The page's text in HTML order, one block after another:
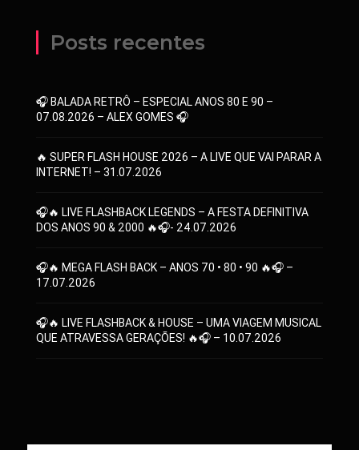
Posts recentes
🎧 BALADA RETRÔ – ESPECIAL ANOS 80 E 90 –
07.08.2026 – ALEX GOMES 🎧
🔥 SUPER FLASH HOUSE 2026 – A LIVE QUE VAI PARAR A
INTERNET! – 31.07.2026
🎧🔥 LIVE FLASHBACK LEGENDS – A FESTA DEFINITIVA
DOS ANOS 90 & 2000 🔥🎧- 24.07.2026
🎧🔥 MEGA FLASH BACK – ANOS 70 • 80 • 90 🔥🎧 –
17.07.2026
🎧🔥 LIVE FLASHBACK & HOUSE – UMA VIAGEM MUSICAL
QUE ATRAVESSA GERAÇÕES! 🔥🎧 – 10.07.2026